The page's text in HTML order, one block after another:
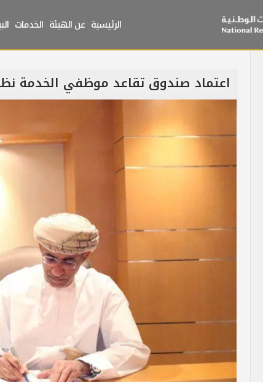
الرئيسية عن الهيئة الخدمات
اعتماد صندوق تقاعد موظفي الخدمة